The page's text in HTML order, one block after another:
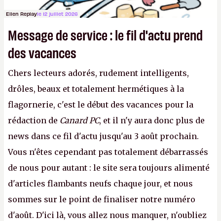
Ellen Replayle 12 juillet 2026
Message de service : le fil d'actu prend
des vacances
Chers lecteurs adorés, rudement intelligents,
drôles, beaux et totalement hermétiques à la
flagornerie, c'est le début des vacances pour la
rédaction de Canard PC, et il n'y aura donc plus de
news dans ce fil d'actu jusqu'au 3 août prochain.
Vous n'êtes cependant pas totalement débarrassés
de nous pour autant : le site sera toujours alimenté
d'articles flambants neufs chaque jour, et nous
sommes sur le point de finaliser notre numéro
d'août. D'ici là, vous allez nous manquer, n'oubliez